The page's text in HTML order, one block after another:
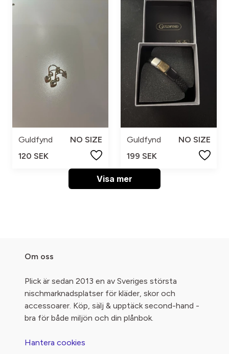
Guldfynd
NO SIZE
120 SEK
Guldfynd
NO SIZE
199 SEK
Visa mer
Om oss
Plick är sedan 2013 en av Sveriges största
nischmarknadsplatser för kläder, skor och
accessoarer. Köp, sälj & upptäck second-hand -
bra för både miljön och din plånbok.
Hantera cookies